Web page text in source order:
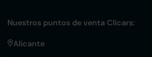
Nuestros puntos de venta Clicars:
Alicante